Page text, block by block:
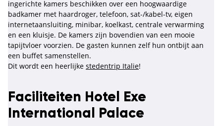
ingerichte kamers beschikken over een hoogwaardige
badkamer met haardroger, telefoon, sat-/kabel-tv, eigen
internetaansluiting, minibar, koelkast, centrale verwarming
en een kluisje. De kamers zijn bovendien van een mooie
tapijtvloer voorzien. De gasten kunnen zelf hun ontbijt aan
een buffet samenstellen.
Dit wordt een heerlijke stedentrip Italie!
Faciliteiten Hotel Exe
International Palace